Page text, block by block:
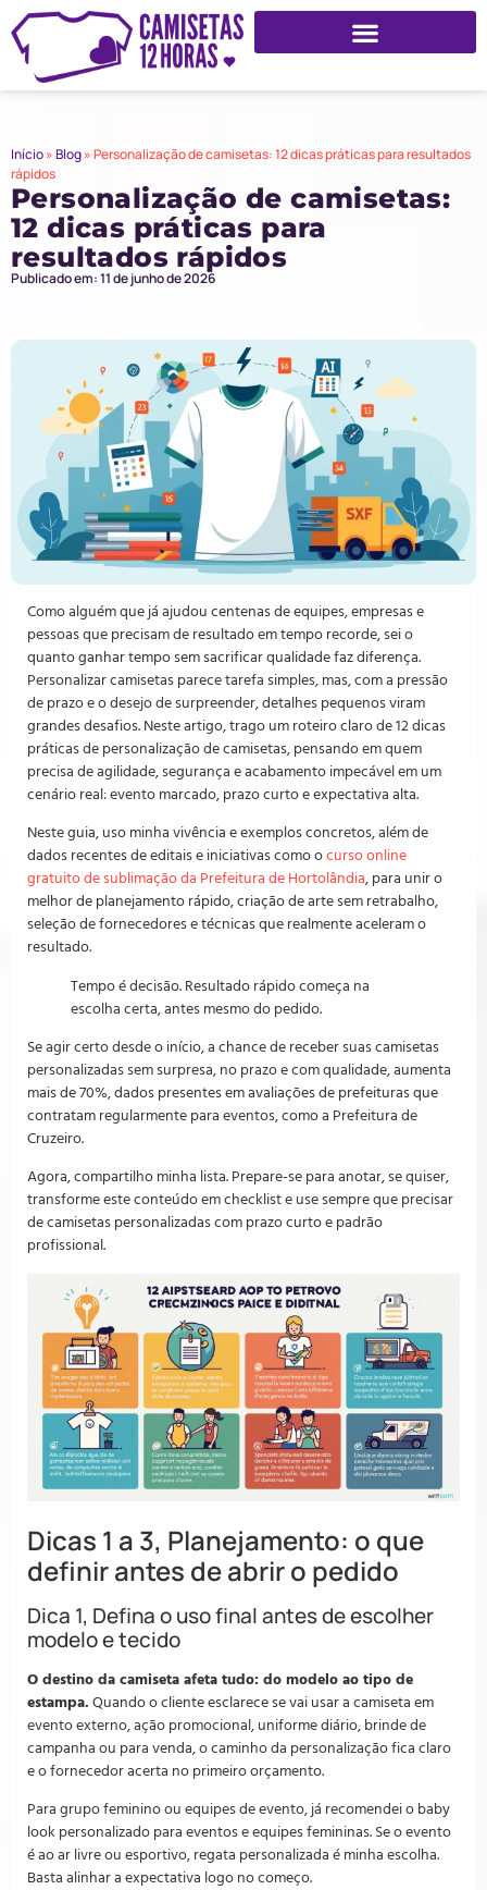
Início»Blog»Personalização de camisetas: 12 dicas práticas para resultados
rápidos
Personalização de camisetas:
12 dicas práticas para
resultados rápidos
Publicado em: 11 de junho de 2026
Como alguém que já ajudou centenas de equipes, empresas e
pessoas que precisam de resultado em tempo recorde, sei o
quanto ganhar tempo sem sacrificar qualidade faz diferença.
Personalizar camisetas parece tarefa simples, mas, com a pressão
de prazo e o desejo de surpreender, detalhes pequenos viram
grandes desafios. Neste artigo, trago um roteiro claro de 12 dicas
práticas de personalização de camisetas, pensando em quem
precisa de agilidade, segurança e acabamento impecável em um
cenário real: evento marcado, prazo curto e expectativa alta.
Neste guia, uso minha vivência e exemplos concretos, além de
dados recentes de editais e iniciativas como ocurso online
gratuito de sublimação da Prefeitura de Hortolândia, para unir o
melhor de planejamento rápido, criação de arte sem retrabalho,
seleção de fornecedores e técnicas que realmente aceleram o
resultado.
Tempo é decisão. Resultado rápido começa na
escolha certa, antes mesmo do pedido.
Se agir certo desde o início, a chance de receber suas camisetas
personalizadas sem surpresa, no prazo e com qualidade, aumenta
mais de 70%, dados presentes em avaliações de prefeituras que
contratam regularmente para eventos, como a Prefeitura de
Cruzeiro.
Agora, compartilho minha lista. Prepare-se para anotar, se quiser,
transforme este conteúdo em checklist e use sempre que precisar
de camisetas personalizadas com prazo curto e padrão
profissional.
Dicas 1 a 3, Planejamento: o que
definir antes de abrir o pedido
Dica 1, Defina o uso final antes de escolher
modelo e tecido
O destino da camiseta afeta tudo: do modelo ao tipo de
estampa. Quando o cliente esclarece se vai usar a camiseta em
evento externo, ação promocional, uniforme diário, brinde de
campanha ou para venda, o caminho da personalização fica claro
e o fornecedor acerta no primeiro orçamento.
Para grupo feminino ou equipes de evento, já recomendei o baby
look personalizado para eventos e equipes femininas. Se o evento
é ao ar livre ou esportivo, regata personalizada é minha escolha.
Basta alinhar a expectativa logo no começo.